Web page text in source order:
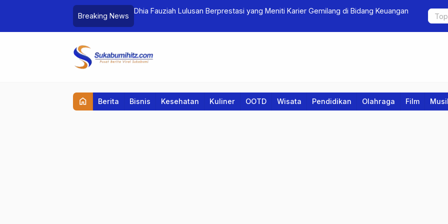
Breaking News
Dhia Fauziah Lulusan Berprestasi yang Meniti Karier Gemilang di Bidang Keuangan Eksfoliasi
home Berita Bisnis Kesehatan Kuliner OOTD Wisata Pendidikan Olahraga Film